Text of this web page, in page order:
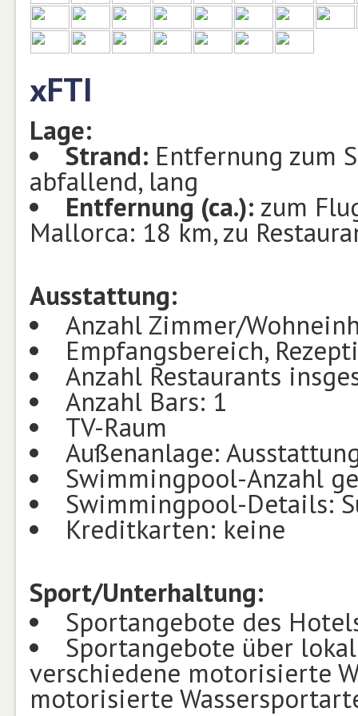
xFTI
Lage:
Strand: Entfernung zum
abfallend, lang
Entfernung (ca.): zum
Mallorca: 18 km, zu
Ausstattung:
Anzahl Zimmer/
Empfangsbereich,
Anzahl Restaurants
Anzahl Bars: 1
TV-Raum
Außenanlage:
Swimmingpool-Anzahl
Swimmingpool-Details:
Kreditkarten: keine
Sport/Unterhaltung:
Sportangebote des
Sportangebote über
verschiedene motorisierte
motorisierte